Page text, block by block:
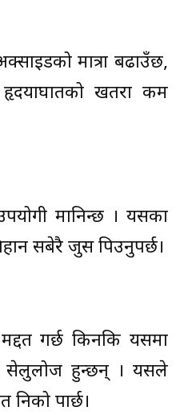
मात्रा बढाउँछ,
खतरा कम
मानिन्छ । यसका
सबेरै जुस पिउनुपर्छ।
गर्छ किनकि यसमा
सेलुलोज हुन्छन् । यसले
पार्छ।